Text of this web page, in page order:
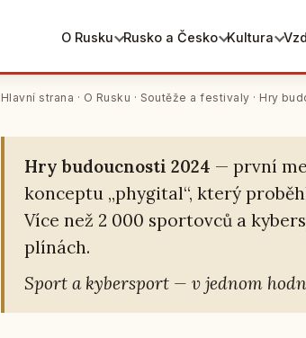
O Rusku Rusko a Česko Kultura
Hlavní strana · O Rusku · Soutěže a festivaly · Hry
Hry budoucnosti
Hry bu­douc­nos­ti 2024 — první
kon­cep­tu „phy­gi­tal“, který
Více než 2 000 spor­tov­ců a
plí­nách.
Sport a ky­ber­sport — v jednom